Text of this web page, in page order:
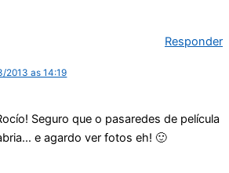
Responder
2013 as 14:19
Seguro que o pasaredes de película
e agardo ver fotos eh! 🙂